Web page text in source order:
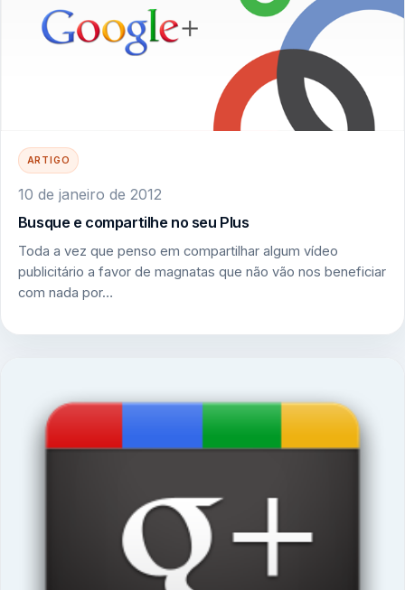
ARTIGO
10 de janeiro de 2012
Busque e compartilhe no seu Plus
Toda a vez que penso em compartilhar algum vídeo
publicitário a favor de magnatas que não vão nos beneficiar
com nada por…